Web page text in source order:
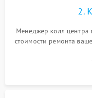
2.
Менеджер колл центра
стоимости ремонта